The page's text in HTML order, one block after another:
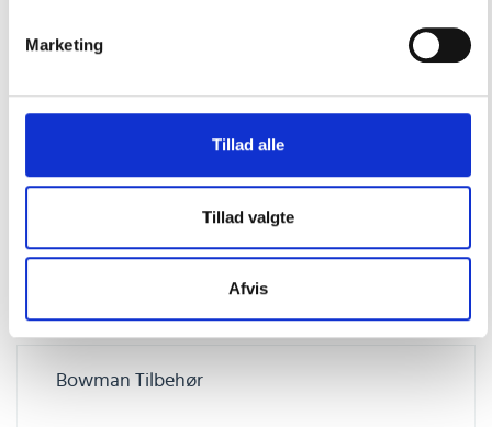
Marketing
Tillad alle
Tillad valgte
Afvis
Lyddæmpere & Udstødning
Bowman Tilbehør